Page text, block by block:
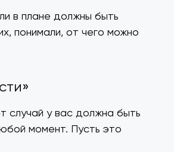
в плане должны быть
понимали, от чего можно
случай у вас должна быть
момент. Пусть это